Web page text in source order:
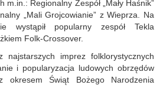
Regionalny Zespół „Mały Haśnik”
„Mali Grojcowianie” z Wieprza. Na
wystąpił popularny zespół Tekla
Folk-Crossover.
najstarszych imprez folklorystycznych
i popularyzacja ludowych obrzędów
okresem Świąt Bożego Narodzenia